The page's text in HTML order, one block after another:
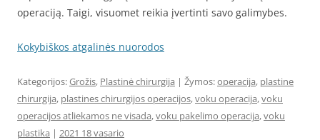
operaciją. Taigi, visuomet reikia įvertinti savo galimybes.
Kokybiškos atgalinės nuorodos
Kategorijos:Grožis, Plastinė chirurgija | Žymos:operacija, plastine
chirurgija, plastines chirurgijos operacijos,voku operacija,voku
operacijos atliekamos ne visada,voku pakelimo operacija,voku
plastika | 2021 18 vasario